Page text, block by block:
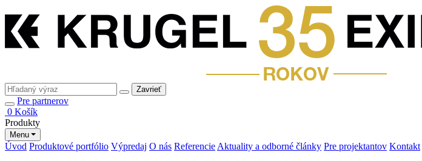
Zavrieť
Pre partnerov
0 Košík
Produkty
Menu
Úvod Produktové portfólio Výpredaj O nás Referencie Aktuality a odborné články Pre projektantov Kontakt